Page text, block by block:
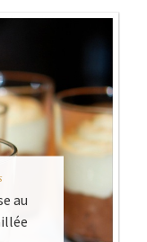
au